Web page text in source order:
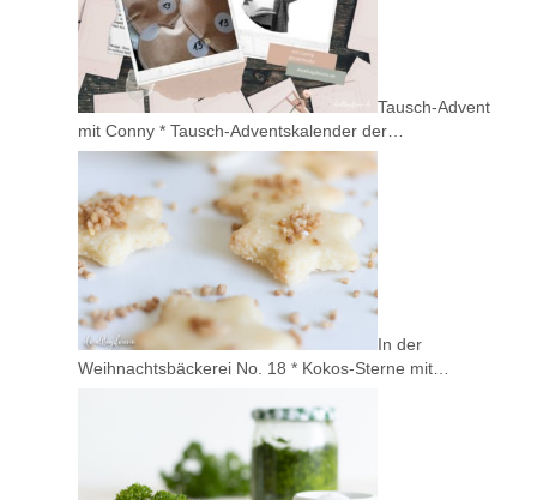
Tausch-Advent
mit Conny * Tausch-Adventskalender der…
In der
Weihnachtsbäckerei No. 18 * Kokos-Sterne mit…